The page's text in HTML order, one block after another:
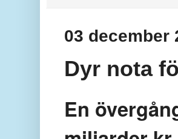
03 december
Dyr nota
En